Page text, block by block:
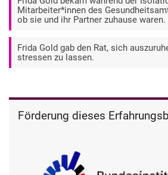
Mitarbeiter*innen des
ob sie und ihr Partner zuhause waren.
Frida Gold gab den Rat, sich
stressen zu lassen.
Förderung dieses